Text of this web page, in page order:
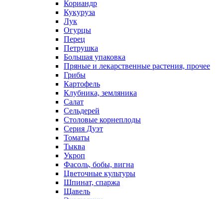
Кориандр
Кукуруза
Лук
Огурцы
Перец
Петрушка
Большая упаковка
Пряные и лекарственные растения, прочее
Грибы
Картофель
Клубника, земляника
Салат
Сельдерей
Столовые корнеплоды
Серия Дуэт
Томаты
Тыква
Укроп
Фасоль, бобы, вигна
Цветочные культуры
Шпинат, спаржа
Щавель